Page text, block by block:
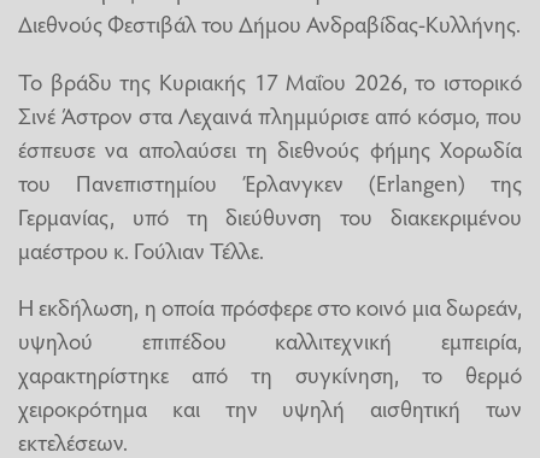
Διεθνούς Φεστιβάλ του Δήμου Ανδραβίδας-Κυλλήνης.
Το βράδυ της Κυριακής 17 Μαΐου 2026, το ιστορικό
Σινέ Άστρον στα Λεχαινά πλημμύρισε από κόσμο, που
έσπευσε να απολαύσει τη διεθνούς φήμης Χορωδία
του Πανεπιστημίου Έρλανγκεν (Erlangen) της
Γερμανίας, υπό τη διεύθυνση του διακεκριμένου
μαέστρου κ. Γούλιαν Τέλλε.
​Η εκδήλωση, η οποία πρόσφερε στο κοινό μια δωρεάν,
υψηλού επιπέδου καλλιτεχνική εμπειρία,
χαρακτηρίστηκε από τη συγκίνηση, το θερμό
χειροκρότημα και την υψηλή αισθητική των
εκτελέσεων.